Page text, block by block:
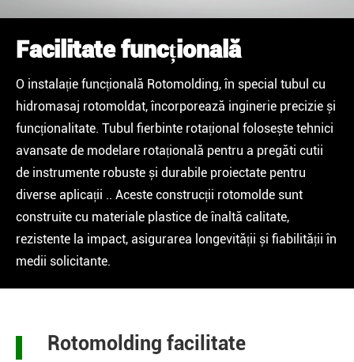
Facilitate funcțională
O instalație funcțională Rotomolding, în special tubul cu
hidromasaj rotomoldat, încorporează inginerie precizie și
funcționalitate. Tubul fierbinte rotațional folosește tehnici
avansate de modelare rotațională pentru a pregăti cutii
de instrumente robuste și durabile proiectate pentru
diverse aplicații .. Aceste construcții rotomolde sunt
construite cu materiale plastice de înaltă calitate,
rezistente la impact, asigurarea longevității și fiabilității în
medii solicitante.
Rotomolding facilitate